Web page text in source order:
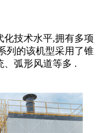
化技术水平,拥有多项
列的该机型采用了锥
、弧形风道等多 .